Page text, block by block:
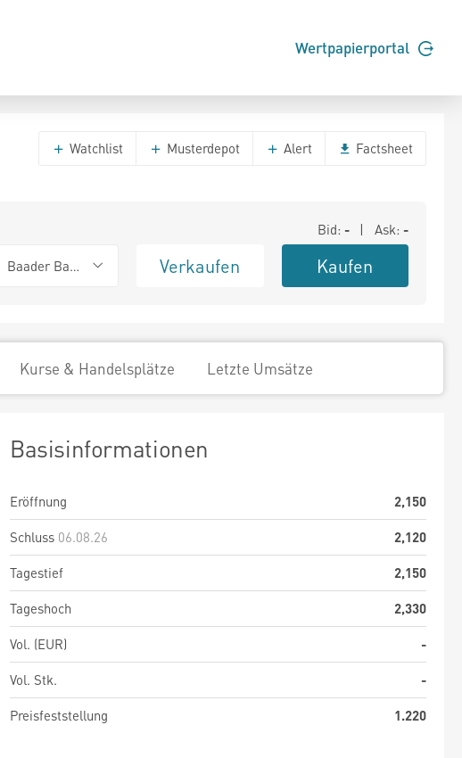
Wertpapierportal
Watchlist Musterdepot Alert Factsheet
Bid: - | Ask: -
Baader Bank (Baadex) Verkaufen Kaufen
Kurse & Handelsplätze Letzte Umsätze
Basisinformationen
Eröffnung
2,150
Schluss 06.08.26
2,120
Tagestief
2,150
Tageshoch
2,330
Vol. (EUR)
-
Vol. Stk.
-
Preisfeststellung
1.220